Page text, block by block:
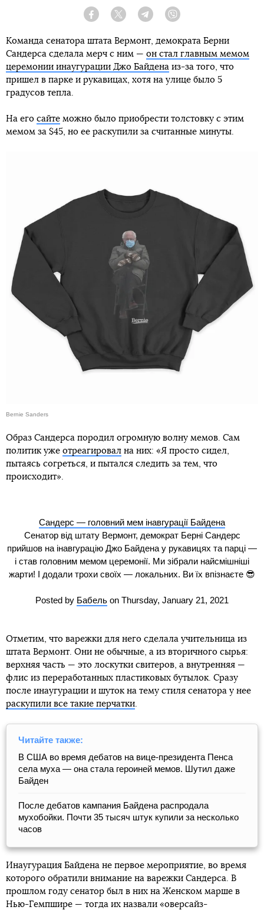
Facebook Twitter Telegram
Команда сенатора штата Вермонт, демократа Берни
Сандерса сделала мерч с ним — он стал главным мемом
церемонии инаугурации Джо Байдена из-за того, что
пришел в парке и рукавицах, хотя на улице было 5
градусов тепла.
На его сайте можно было приобрести толстовку с этим
мемом за $45, но ее раскупили за считанные минуты.
Bernie Sanders
Образ Сандерса породил огромную волну мемов. Сам
политик уже отреагировал на них: «Я просто сидел,
пытаясь согреться, и пытался следить за тем, что
происходит».
Сандерс — головний мем інавгурації Байдена
Сенатор від штату Вермонт, демократ Берні Сандерс
прийшов на інавгурацію Джо Байдена у рукавицях та парці —
і став головним мемом церемонії. Ми зібрали найсмішніші
жарти! І додали трохи своїх — локальних. Ви їх впізнаєте 😎
Posted by Бабель on Thursday, January 21, 2021
Отметим, что варежки для него сделала учительница из
штата Вермонт. Они не обычные, а из вторичного сырья:
верхняя часть — это лоскутки свитеров, а внутренняя —
флис из переработанных пластиковых бутылок. Сразу
после инаугурации и шуток на тему стиля сенатора у нее
раскупили все такие перчатки
Читайте также:
В США во время дебатов на вице-президента Пенса
села муха — она стала героиней мемов. Шутил даже
Байден
После дебатов кампания Байдена распродала
мухобойки. Почти 35 тысяч штук купили за несколько
часов
Инаугурация Байдена не первое мероприятие, во время
которого обратили внимание на варежки Сандерса. В
прошлом году сенатор был в них на Женском марше в
Нью-Гемпшире — тогда их назвали «оверсайз-